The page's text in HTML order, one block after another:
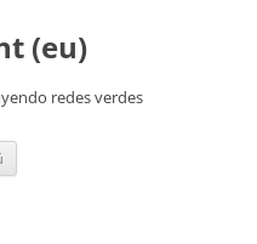
(eu)
redes verdes